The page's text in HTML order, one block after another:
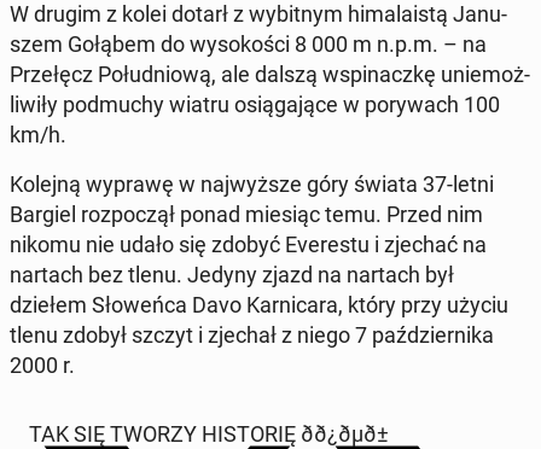
W drugim z kolei dotarł z wy­bit­nym hi­ma­la­istą Ja­nu­
szem Gołąbem do wy­so­ko­ści 8 000 m n.p.m. – na
Prze­łęcz Po­łu­dnio­wą, ale dalszą wspi­nacz­kę unie­moż­
li­wi­ły po­dmu­chy wiatru osią­ga­ją­ce w po­ry­wach 100
km/h.
Kolejną wyprawę w naj­wyż­sze góry świata 37-letni
Bargiel roz­po­czął ponad miesiąc temu. Przed nim
nikomu nie udało się zdobyć Eve­re­stu i zjechać na
nartach bez tlenu. Jedyny zjazd na nartach był
dziełem Sło­weń­ca Davo Kar­ni­ca­ra, który przy użyciu
tlenu zdobył szczyt i zjechał z niego 7 paź­dzier­ni­ka
2000 r.
TAK SIĘ TWORZY HI­STO­RIĘ ð️ð¿ðµð±